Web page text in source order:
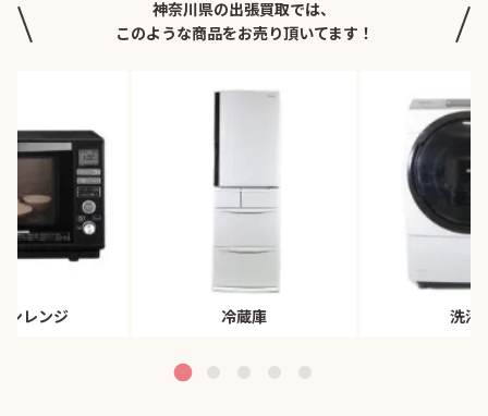
神奈川県の出張買取では、
このような商品をお売り頂いてます！
ンレンジ 冷蔵庫 洗濯